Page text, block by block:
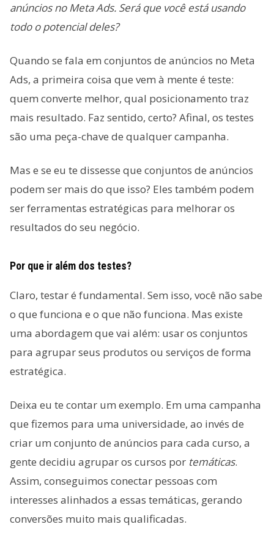
anúncios no Meta Ads. Será que você está usando
todo o potencial deles?
Quando se fala em conjuntos de anúncios no Meta
Ads, a primeira coisa que vem à mente é teste:
quem converte melhor, qual posicionamento traz
mais resultado. Faz sentido, certo? Afinal, os testes
são uma peça-chave de qualquer campanha.
Mas e se eu te dissesse que conjuntos de anúncios
podem ser mais do que isso? Eles também podem
ser ferramentas estratégicas para melhorar os
resultados do seu negócio.
Por que ir além dos testes?
Claro, testar é fundamental. Sem isso, você não sabe
o que funciona e o que não funciona. Mas existe
uma abordagem que vai além: usar os conjuntos
para agrupar seus produtos ou serviços de forma
estratégica.
Deixa eu te contar um exemplo. Em uma campanha
que fizemos para uma universidade, ao invés de
criar um conjunto de anúncios para cada curso, a
gente decidiu agrupar os cursos por temáticas.
Assim, conseguimos conectar pessoas com
interesses alinhados a essas temáticas, gerando
conversões muito mais qualificadas.